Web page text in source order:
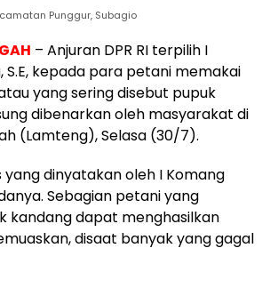
Punggur, Subagio
– Anjuran DPR RI terpilih I
S.E, kepada para petani memakai
yang sering disebut pupuk
dibenarkan oleh masyarakat di
(Lamteng), Selasa (30/7).
yang dinyatakan oleh I Komang
Sebagian petani yang
kandang dapat menghasilkan
disaat banyak yang gagal